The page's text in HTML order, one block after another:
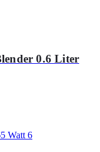
0.6 Liter